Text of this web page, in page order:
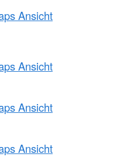
Ansicht
Ansicht
Ansicht
Ansicht